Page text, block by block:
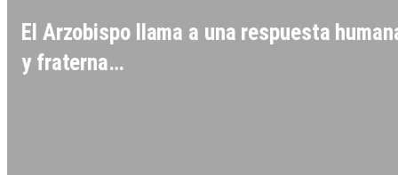
El Arzobispo llama a una respuesta
y fraterna…